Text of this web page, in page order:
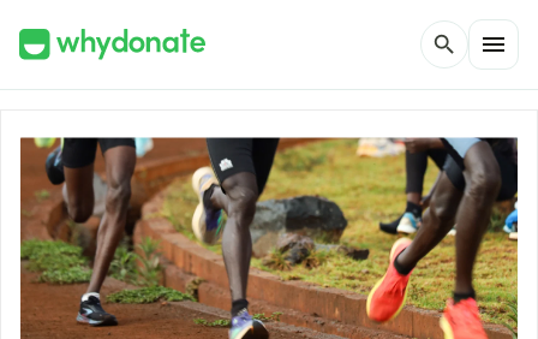
search menu